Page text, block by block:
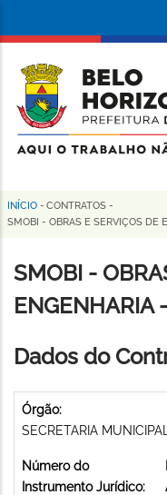
conteúdo
principal
da
Prefeitura
de
Horizonte
Trilha
navegação
INÍCIO - CONTRATOS -
SMOBI - OBRAS E SERVIÇOS DE
SMOBI -
ENGENHARIA
Dados do
Órgão:
SECRETARIA
Número do
Instrumento Jurídico: